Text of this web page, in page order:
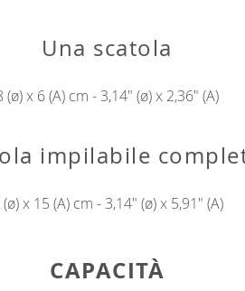
Una scatola
(ø) x 6 (A) cm - 3,14" (ø) x 2,36" (A)
impilabile
(ø) x 15 (A) cm - 3,14" (ø) x 5,91" (A)
CAPACITÀ